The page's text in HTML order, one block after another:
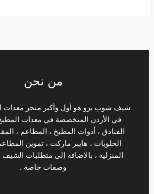
من نحن
شيف شوب برو هو أول وأكبر متجر معدات
في الأردن المتخصصة في معدات
الفنادق ، أدوات المطبخ ، المطاعم ،
الحلويات ، هايبر ماركت ، تموين
المنزلية ، بالإضافة إلى متطلبات الشيف
وصفات خاصة .